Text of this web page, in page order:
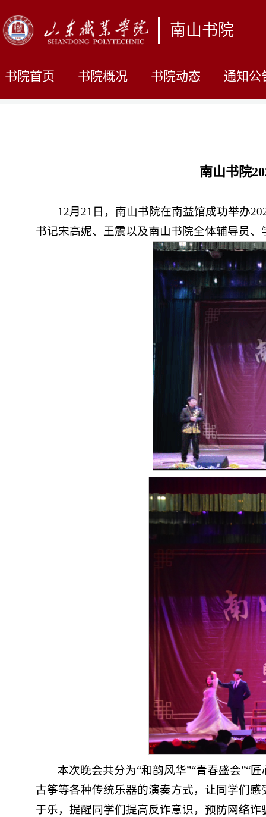
南山书院
书院首页 书院概况 书院动态 通知公
南山书院
12月21日，南山书院在南益馆成功举办
书记宋高妮、王震以及南山书院全体辅导员
本次晚会共分为“和韵风华”“青春盛会”“
古筝等各种传统乐器的演奏方式，让同学们
于乐，提醒同学们提高反诈意识，预防网络